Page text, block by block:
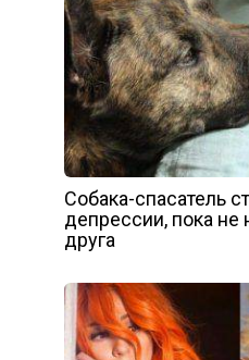
Собака-спасатель
депрессии, пока
друга